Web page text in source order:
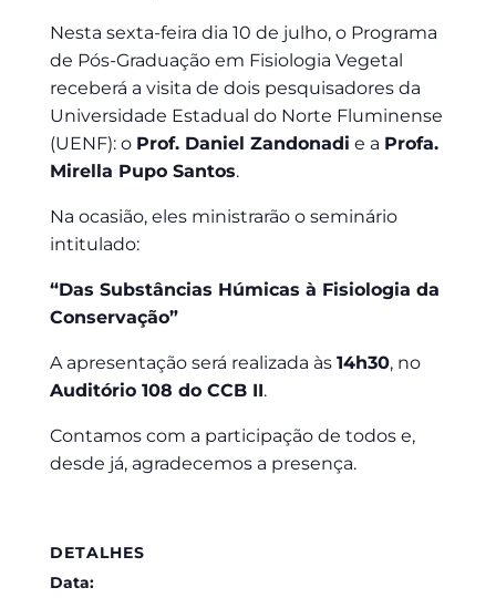
Nesta sexta-feira dia 10 de julho, o Programa
de Pós-Graduação em Fisiologia Vegetal
receberá a visita de dois pesquisadores da
Universidade Estadual do Norte Fluminense
(UENF): o Prof. Daniel Zandonadi e a Profa.
Mirella Pupo Santos.
Na ocasião, eles ministrarão o seminário
intitulado:
“Das Substâncias Húmicas à Fisiologia da
Conservação”
A apresentação será realizada às 14h30, no
Auditório 108 do CCB II.
Contamos com a participação de todos e,
desde já, agradecemos a presença.
DETALHES
Data: